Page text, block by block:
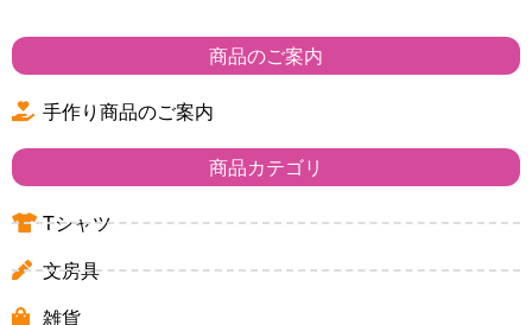
商品のご案内
手作り商品のご案内
商品カテゴリ
Tシャツ
文房具
雑貨